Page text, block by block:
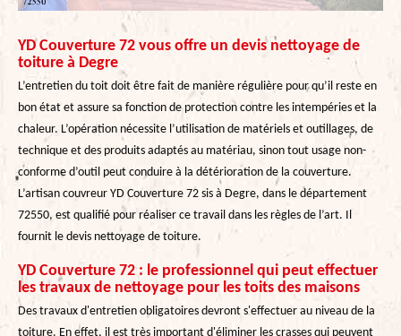
YD Couverture 72 vous offre un devis nettoyage de
toiture à Degre
L’entretien du toit doit être fait de manière régulière pour qu’il reste en
bon état et assure sa fonction de protection contre les intempéries et la
chaleur. L’opération nécessite l’utilisation de matériels et outillages, de
technique et des produits adaptés au matériau, sinon tout usage non-
conforme d’outil peut conduire à la détérioration de la couverture.
L’artisan couvreur YD Couverture 72 sis à Degre, dans le département
72550, est qualifié pour réaliser ce travail dans les règles de l’art. Il
fournit le devis nettoyage de toiture.
YD Couverture 72 : le professionnel qui peut effectuer
les travaux de nettoyage pour les toits des maisons
Des travaux d'entretien obligatoires devront s'effectuer au niveau de la
toiture. En effet, il est très important d'éliminer les crasses qui peuvent